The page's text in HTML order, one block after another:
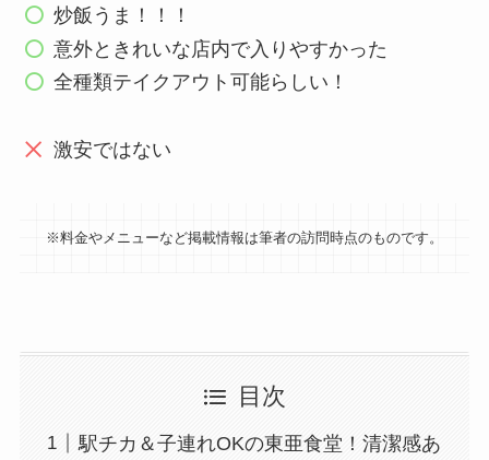
炒飯うま！！！
意外ときれいな店内で入りやすかった
全種類テイクアウト可能らしい！
激安ではない
※料金やメニューなど掲載情報は筆者の訪問時点のものです。
目次
駅チカ＆子連れOKの東亜食堂！清潔感あ